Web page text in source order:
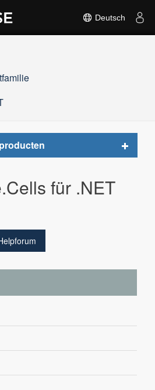
Deutsch
Toggle
für .NET